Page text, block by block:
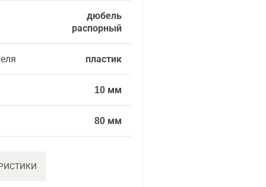
дюбель
распорный
пластик
10 мм
80 мм